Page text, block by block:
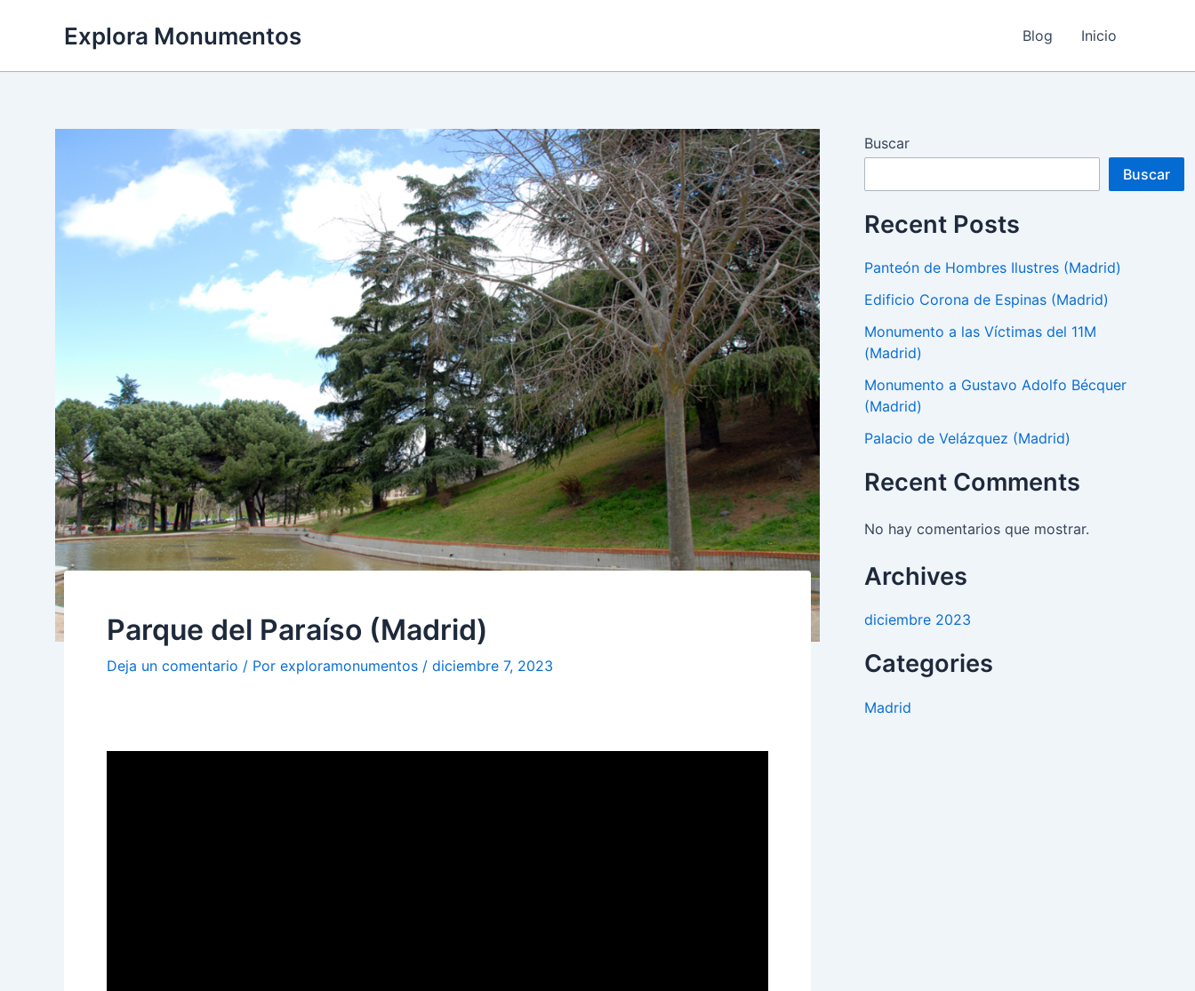
Explora Monumentos Blog Inicio
Parque del Paraíso (Madrid)
Deja un comentario / Por exploramonumentos / diciembre 7, 2023
Buscar
Buscar
Recent Posts
Panteón de Hombres Ilustres (Madrid)
Edificio Corona de Espinas (Madrid)
Monumento a las Víctimas del 11M
(Madrid)
Monumento a Gustavo Adolfo Bécquer
(Madrid)
Palacio de Velázquez (Madrid)
Recent Comments
No hay comentarios que mostrar.
Archives
diciembre 2023
Categories
Madrid